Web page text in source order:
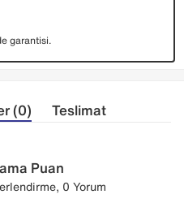
garantisi.
(0) Teslimat
Puan
0 Yorum